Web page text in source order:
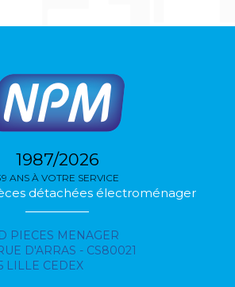
1987/2026
ANS À VOTRE SERVICE
détachées électroménager
PIECES MENAGER
D'ARRAS - CS80021
LILLE CEDEX